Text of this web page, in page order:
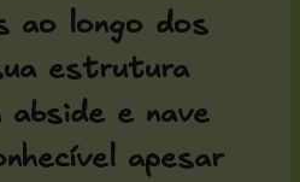
ao longo dos
estrutura
abside e nave
apesar